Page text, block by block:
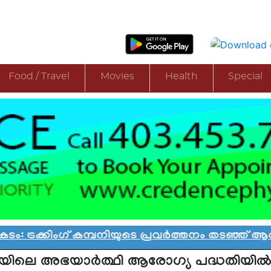
Food / Travel Movies Health Special
കമ്പനിയുടെ പ്രവർത്തനം തടഞ്ഞ് ആൽബർട്ട
അഭയാർത്ഥി ആരോഗ്യ